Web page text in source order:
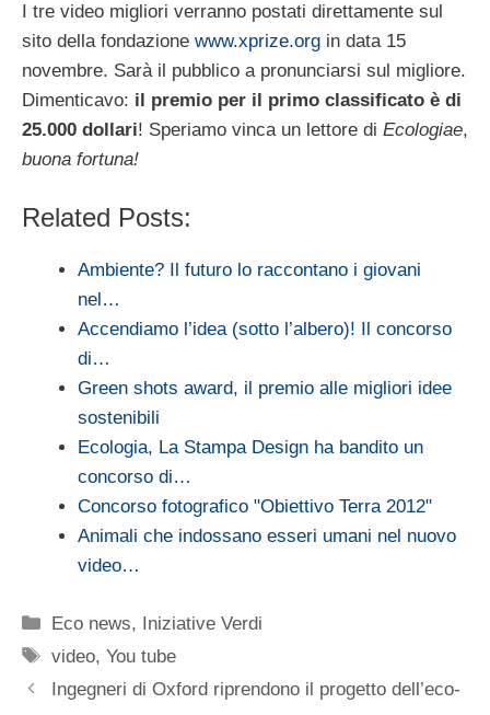
I tre video migliori verranno postati direttamente sul
sito della fondazione www.xprize.org in data 15
novembre. Sarà il pubblico a pronunciarsi sul migliore.
Dimenticavo: il premio per il primo classificato è di
25.000 dollari! Speriamo vinca un lettore di Ecologiae,
buona fortuna!
Related Posts:
Ambiente? Il futuro lo raccontano i giovani
nel…
Accendiamo l’idea (sotto l’albero)! Il concorso
di…
Green shots award, il premio alle migliori idee
sostenibili
Ecologia, La Stampa Design ha bandito un
concorso di…
Concorso fotografico "Obiettivo Terra 2012"
Animali che indossano esseri umani nel nuovo
video…
Categorie
Eco news, Iniziative Verdi
Tag
video,You tube
Ingegneri di Oxford riprendono il progetto dell’eco-